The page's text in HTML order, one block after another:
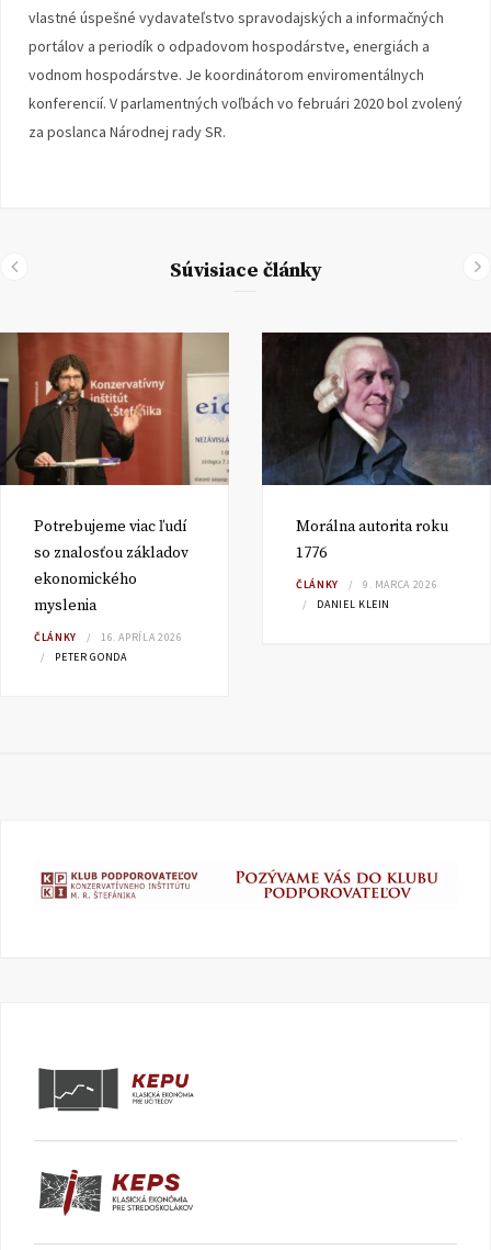
vlastné úspešné vydavateľstvo spravodajských a informačných
portálov a periodík o odpadovom hospodárstve, energiách a
vodnom hospodárstve. Je koordinátorom enviromentálnych
konferencií. V parlamentných voľbách vo februári 2020 bol zvolený
za poslanca Národnej rady SR.
Súvisiace články
Potrebujeme viac ľudí
so znalosťou základov
ekonomického
myslenia
ČLÁNKY
16. APRÍLA 2026
PETER GONDA
Morálna autorita roku
1776
ČLÁNKY
9. MARCA 2026
DANIEL KLEIN